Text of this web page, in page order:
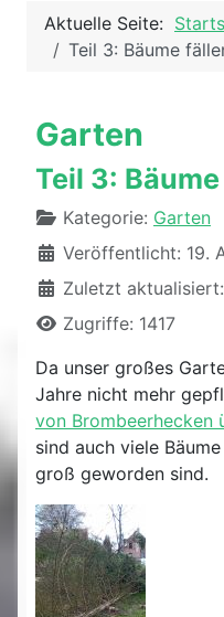
Aktuelle Seite:
Teil 3: Bäume
Garten
Teil 3:
DetailsKategorie: Garten
Veröffentlicht: 19.
Zuletzt
Zugriffe: 1417
Da unser großes
Jahre nicht mehr
von Brombeerhecken
sind auch viele
groß geworden sind.